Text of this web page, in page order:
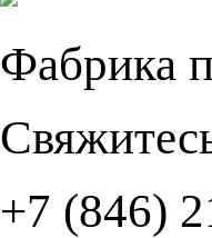
Фабрика
+7 (846)